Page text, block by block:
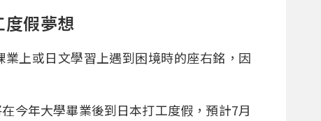
度假夢想
上或日文學習上遇到困境時的座右銘，因
今年大學畢業後到日本打工度假，預計7月